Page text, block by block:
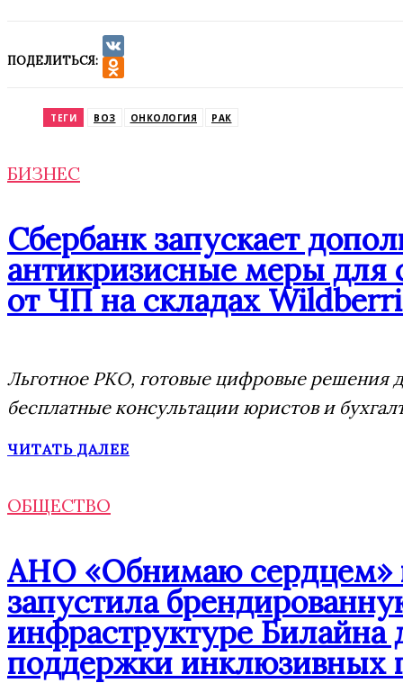
ПОДЕЛИТЬСЯ:
VK
ТЕГИ ВОЗ ОНКОЛОГИЯ РАК
БИЗНЕС
Сбербанк запускает
антикризисные меры для
от ЧП на складах
Льготное РКО, готовые цифровые решения
бесплатные консультации юристов и
ЧИТАТЬ ДАЛЕЕ
ОБЩЕСТВО
АНО «Обнимаю сердцем»
запустила
инфраструктуре Билайна
поддержки инклюзивных